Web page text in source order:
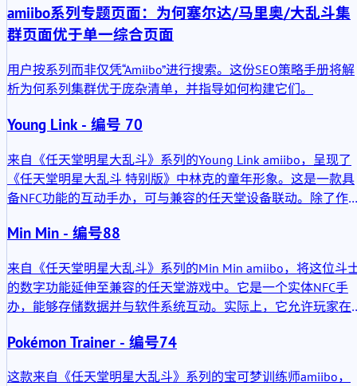
amiibo系列专题页面：为何塞尔达/马里奥/大乱斗集
群页面优于单一综合页面
用户按系列而非仅凭“Amiibo”进行搜索。这份SEO策略手册将解
析为何系列集群优于庞杂清单，并指导如何构建它们。
Young Link - 编号 70
来自《任天堂明星大乱斗》系列的Young Link amiibo，呈现了
《任天堂明星大乱斗 特别版》中林克的童年形象。这是一款具
备NFC功能的互动手办，可与兼容的任天堂设备联动。除了作
及在支持游戏中培养角色能力。
Min Min - 编号88
来自《任天堂明星大乱斗》系列的Min Min amiibo，将这位斗
的数字功能延伸至兼容的任天堂游戏中。它是一个实体NFC手
办，能够存储数据并与软件系统互动。实际上，它允许玩家在
品；它承载着可写入的角色数据，并通过反复使用不断进化。
Pokémon Trainer - 编号74
这款来自《任天堂明星大乱斗》系列的宝可梦训练师amiibo，